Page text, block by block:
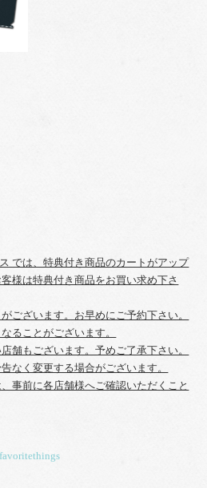
では、特典付き商品のカートがアップ
様は特典付き商品をお買い求め下さ
ございます。お早めにご予約下さい。
ることがございます。
舗もございます。予めご了承下さい。
なく変更する場合がございます。
事前に各店舗様へご確認いただくこと